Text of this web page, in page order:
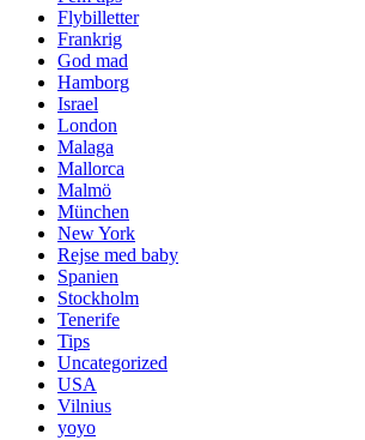
Flybilletter
Frankrig
God mad
Hamborg
Israel
London
Malaga
Mallorca
Malmö
München
New York
Rejse med baby
Spanien
Stockholm
Tenerife
Tips
Uncategorized
USA
Vilnius
yoyo